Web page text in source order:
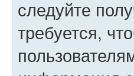
следуйте
требуется,